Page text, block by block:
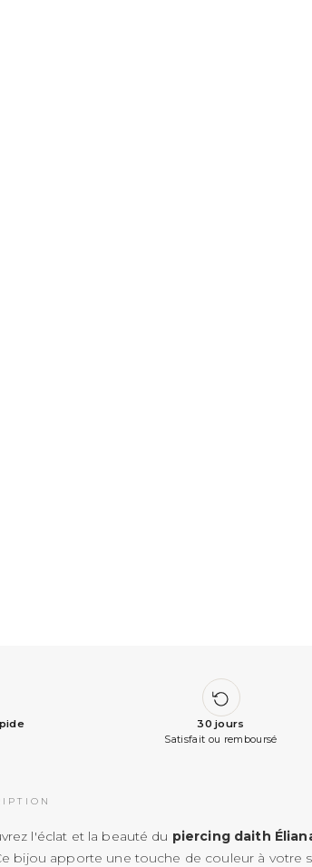
30 jours
Satisfait ou remboursé
l'éclat et la beauté du piercing daith
bijou apporte une touche de couleur à votre